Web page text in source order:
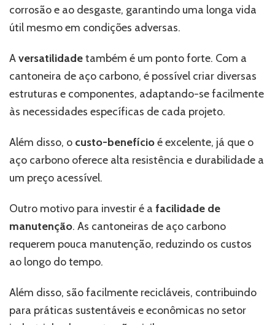
corrosão e ao desgaste, garantindo uma longa vida
útil mesmo em condições adversas.
Aversatilidadetambém é um ponto forte. Com a
cantoneira de aço carbono, é possível criar diversas
estruturas e componentes, adaptando-se facilmente
às necessidades específicas de cada projeto.
Além disso, o custo-benefícioé excelente, já que o
aço carbono oferece alta resistência e durabilidade a
um preço acessível.
Outro motivo para investir é a facilidade de
manutenção. As cantoneiras de aço carbono
requerem pouca manutenção, reduzindo os custos
ao longo do tempo.
Além disso, são facilmente recicláveis, contribuindo
para práticas sustentáveis e econômicas no setor